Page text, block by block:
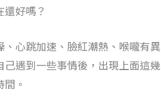
好嗎？
心跳加速、臉紅潮熱、喉嚨有異
遇到一些事情後，出現上面這幾
。